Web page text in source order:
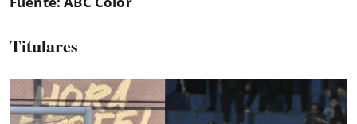
Titulares